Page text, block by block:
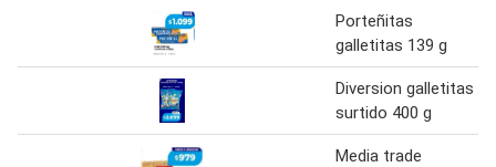
Porteñitas
galletitas 139 g
Diversion galletitas
surtido 400 g
Media trade